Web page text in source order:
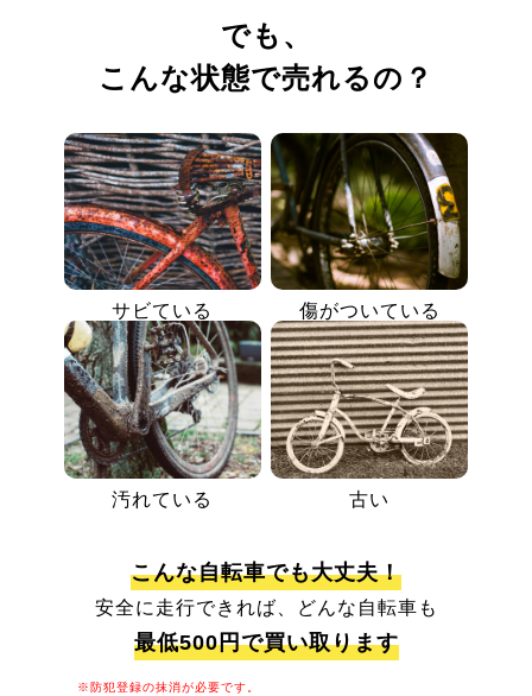
でも、
こんな状態で売れるの？
サビている 傷がついている
汚れている 古い
こんな自転車でも大丈夫！
安全に走行できれば、どんな自転車も
最低500円で買い取ります
※防犯登録の抹消が必要です。